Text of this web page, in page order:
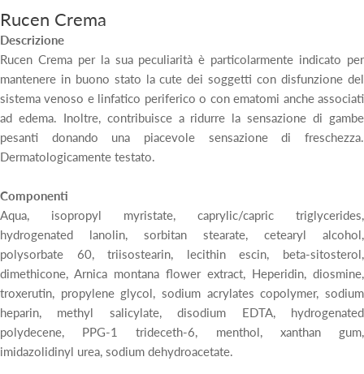
Rucen Crema
Descrizione
Rucen Crema per la sua peculiarità è particolarmente indicato per
mantenere in buono stato la cute dei soggetti con disfunzione del
sistema venoso e linfatico periferico o con ematomi anche associati
ad edema. Inoltre, contribuisce a ridurre la sensazione di gambe
pesanti donando una piacevole sensazione di freschezza.
Dermatologicamente testato.
Componenti
Aqua, isopropyl myristate, caprylic/capric triglycerides,
hydrogenated lanolin, sorbitan stearate, cetearyl alcohol,
polysorbate 60, triisostearin, lecithin escin, beta-sitosterol,
dimethicone, Arnica montana flower extract, Heperidin, diosmine,
troxerutin, propylene glycol, sodium acrylates copolymer, sodium
heparin, methyl salicylate, disodium EDTA, hydrogenated
polydecene, PPG-1 trideceth-6, menthol, xanthan gum,
imidazolidinyl urea, sodium dehydroacetate.